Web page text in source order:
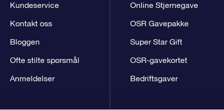
Kundeservice
Kontakt oss
Bloggen
Ofte stilte spørsmål
Anmeldelser
Online Stjernegave
OSR Gavepakke
Super Star Gift
OSR-gavekortet
Bedriftsgaver